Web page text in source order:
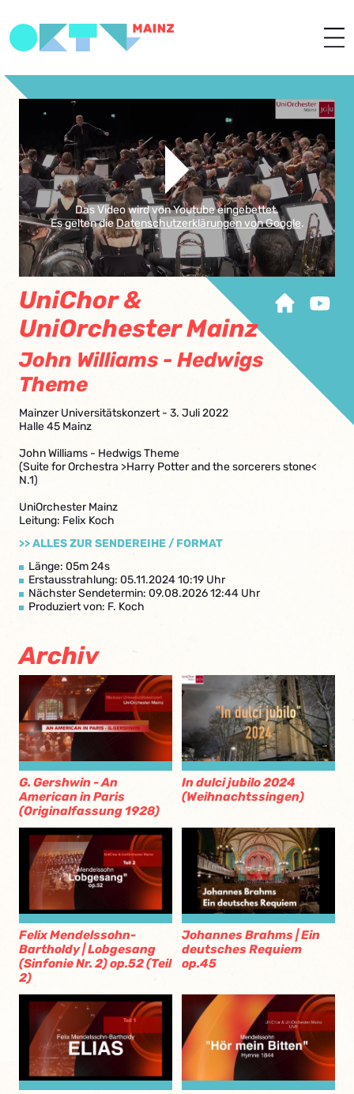
Das Video wird von Youtube eingebettet.
Es gelten dieDatenschutzerklärungen von Google.
UniChor &
UniOrchester Mainz
John Williams - Hedwigs
Theme
Mainzer Universitätskonzert - 3. Juli 2022
Halle 45 Mainz
John Williams - Hedwigs Theme
(Suite for Orchestra >Harry Potter and the sorcerers stone<
N.1)
UniOrchester Mainz
Leitung: Felix Koch
>> ALLES ZUR SENDEREIHE / FORMAT
Länge: 05m 24s
Erstausstrahlung: 05.11.2024 10:19 Uhr
Nächster Sendetermin: 09.08.2026 12:44 Uhr
Produziert von: F. Koch
Archiv
G. Gershwin - An
American in Paris
(Originalfassung 1928)
In dulci jubilo 2024
(Weihnachtssingen)
Felix Mendelssohn-
Bartholdy | Lobgesang
(Sinfonie Nr. 2) op.52 (Teil
2)
Johannes Brahms | Ein
deutsches Requiem
op.45